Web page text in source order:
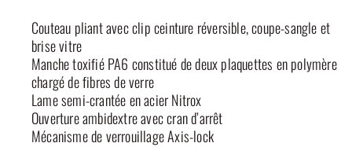
Couteau pliant avec clip ceinture réversible, coupe-sangle et
brise vitre
Manche toxifié PA6 constitué de deux plaquettes en polymère
chargé de fibres de verre
Lame semi-crantée en acier Nitrox
Ouverture ambidextre avec cran d’arrêt
Mécanisme de verrouillage Axis-lock